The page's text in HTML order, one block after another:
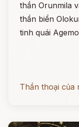
thần Orunmila
thần biển
tinh quái
Thần thoại của